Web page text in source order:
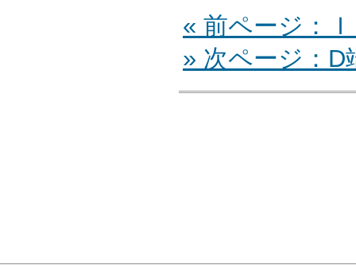
« 前ページ：
» 次ページ：D